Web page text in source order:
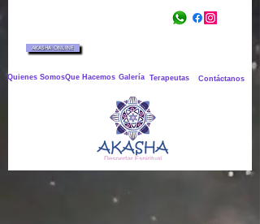
AKASHA ONLINE
Quienes SomosQue Hacemos Galería Terapeutas Contáctanos